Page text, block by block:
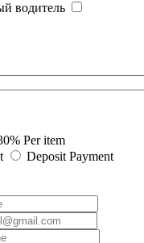
водитель
Per item
Deposit Payment